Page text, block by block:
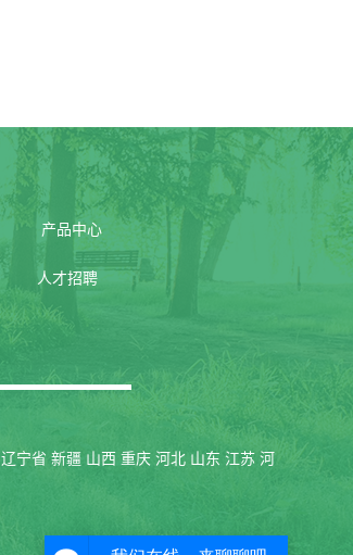
产品中心
人才招聘
辽宁省 新疆 山西 重庆 河北 山东 江苏 河